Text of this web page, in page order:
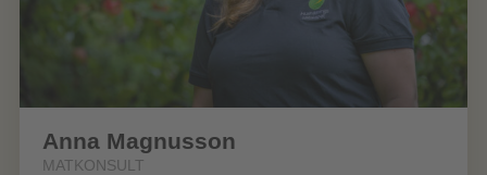
Anna Magnusson
MATKONSULT